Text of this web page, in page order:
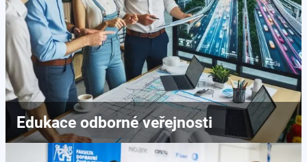
Edukace odborné veřejnosti